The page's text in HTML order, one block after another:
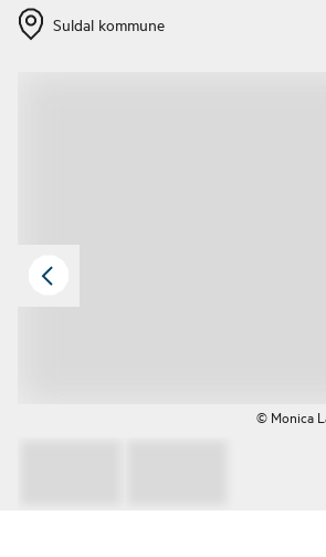
Suldal kommune
© Monica